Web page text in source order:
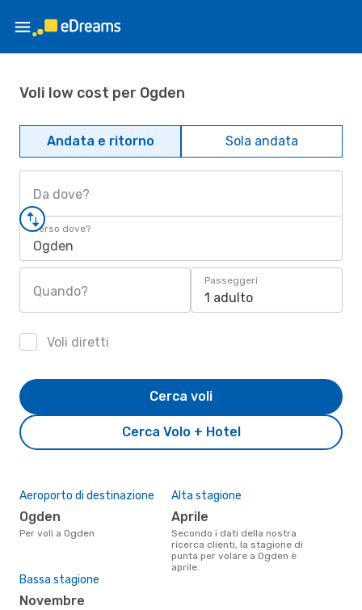
Voli low cost per Ogden
Andata e ritorno Sola andata
Da dove?
Verso dove?
Ogden
Quando?
Passeggeri
1 adulto
Voli diretti
Cerca Volo + Hotel
Cerca voli
Aeroporto di destinazione
Ogden
Per voli a Ogden
Alta stagione
aprile
Secondo i dati della nostra
ricerca clienti, la stagione di
punta per volare a Ogden è
aprile.
Bassa stagione
novembre